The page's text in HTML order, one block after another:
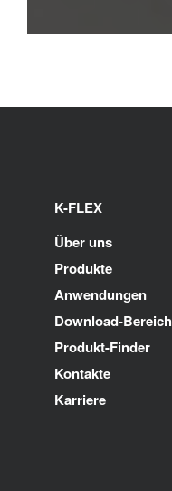
K-FLEX
Über uns
Produkte
Anwendungen
Download-Bereich
Produkt-Finder
Kontakte
Karriere